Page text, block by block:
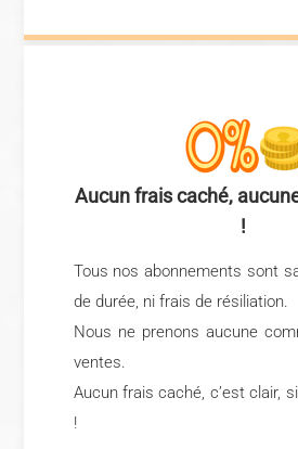
Aucun frais caché,
!
Tous nos abonnements sont
de durée, ni frais de résiliation.
Nous ne prenons aucune
ventes.
Aucun frais caché, c’est clair,
!